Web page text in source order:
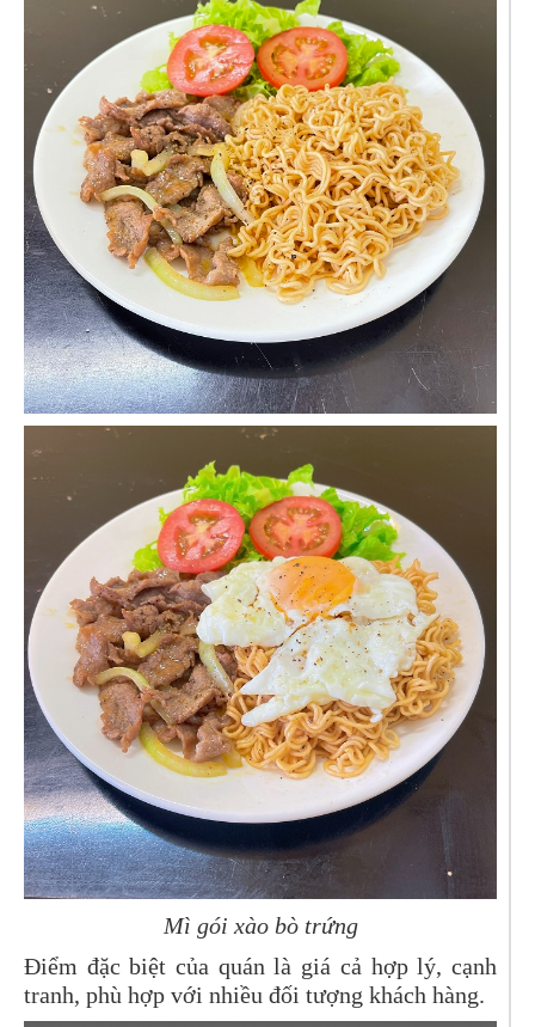
Mì gói xào bò trứng
Điểm đặc biệt của quán là giá cả hợp lý, cạnh
tranh, phù hợp với nhiều đối tượng khách hàng.